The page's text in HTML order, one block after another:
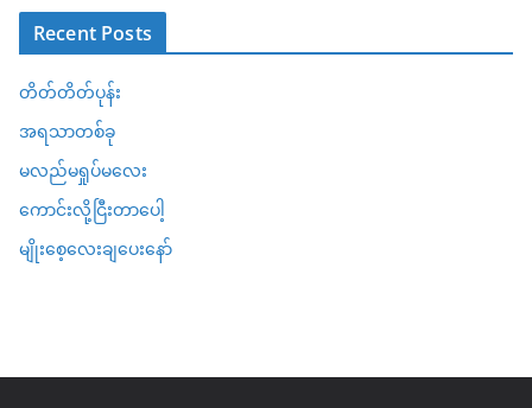
Recent Posts
တိတ်တိတ်ပုန်း
အရသာတစ်ခု
မလည်မရှုပ်မလေး
ကောင်းလို့ငြီးတာပေါ့
မျိုးစေ့လေးချပေးနော်